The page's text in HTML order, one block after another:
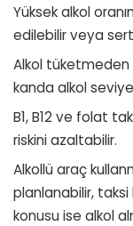
Yüksek alkol
edilebilir veya sert
Alkol
kanda alkol
B1, B12 ve folat
riskini azaltabilir.
Alkollü araç
planlanabilir, taksi
konusu ise alkol